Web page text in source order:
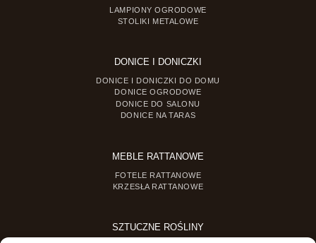
LAMPIONY OGRODOWE
STOLIKI METALOWE
DONICE I DONICZKI
DONICE I DONICZKI DO DOMU
DONICE OGRODOWE
DONICE DO SALONU
DONICE NA TARAS
MEBLE RATTANOWE
FOTELE RATTANOWE
KRZESŁA RATTANOWE
SZTUCZNE ROŚLINY